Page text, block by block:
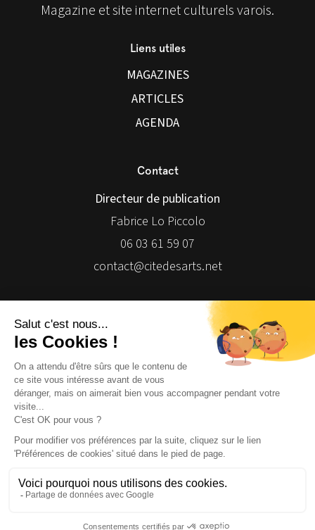
Magazine et site internet culturels varois.
Liens utiles
MAGAZINES
ARTICLES
AGENDA
Contact
Directeur de publication
Fabrice Lo Piccolo
06 03 61 59 07
contact@citedesarts.net
© 2026 | Cité des Arts | Tous droits réservés
Réalisation Isomorph